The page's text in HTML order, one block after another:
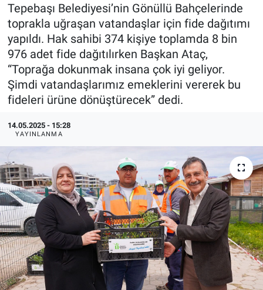
Tepebaşı Belediyesi’nin Gönüllü Bahçelerinde
toprakla uğraşan vatandaşlar için fide dağıtımı
yapıldı. Hak sahibi 374 kişiye toplamda 8 bin
976 adet fide dağıtılırken Başkan Ataç,
“Toprağa dokunmak insana çok iyi geliyor.
Şimdi vatandaşlarımız emeklerini vererek bu
fideleri ürüne dönüştürecek” dedi.
14.05.2025 - 15:28
YAYINLANMA
Dünya
Sağlık
Alış-Veriş/İş dünyası
Röportaj
Ekonomi
Kültür Sanat
Politika
Bilecik
Kütahya
Gezi
Genel
Çevre
Yerel
Son Dakika Haberleri
Haber Arşivi